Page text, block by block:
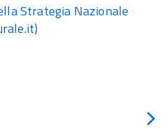
Strategia Nazionale